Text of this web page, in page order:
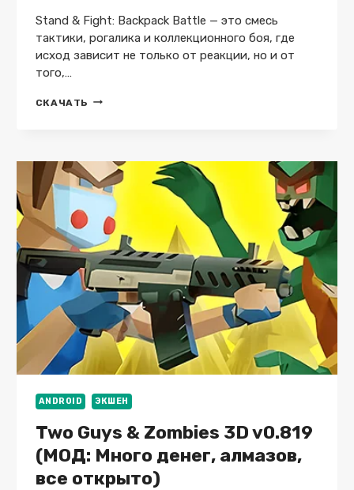
Stand & Fight: Backpack Battle — это смесь
тактики, рогалика и коллекционного боя, где
исход зависит не только от реакции, но и от
того,…
СКАЧАТЬ STAND
V0.8.7
(МОД:
ВСЕ
ОТКРЫТО)
ANDROID ЭКШЕН
Two Guys & Zombies 3D v0.819
(МОД: Много денег, алмазов,
все открыто)